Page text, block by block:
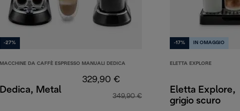
-27%
MACCHINE DA CAFFÈ ESPRESSO MANUALI DEDICA
Dedica, Metal
329,90 €
349,90 €
-17% IN OMAGGIO
ELETTA EXPLORE
Eletta Explore,
grigio scuro